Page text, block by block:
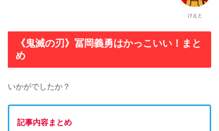
けえと
《鬼滅の刃》冨岡義勇はかっこいい！まと
め
いかがでしたか？
記事内容まとめ